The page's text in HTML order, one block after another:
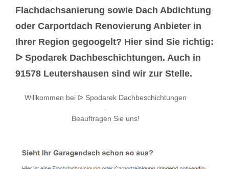
Flachdachsanierung sowie Dach Abdichtung
oder Carportdach Renovierung Anbieter in
Ihrer Region gegoogelt? Hier sind Sie richtig:
ᐅ Spodarek Dachbeschichtungen. Auch in
91578 Leutershausen sind wir zur Stelle.
Willkommen bei ᐅ Spodarek Dachbeschichtungen
-
Beauftragen Sie uns!